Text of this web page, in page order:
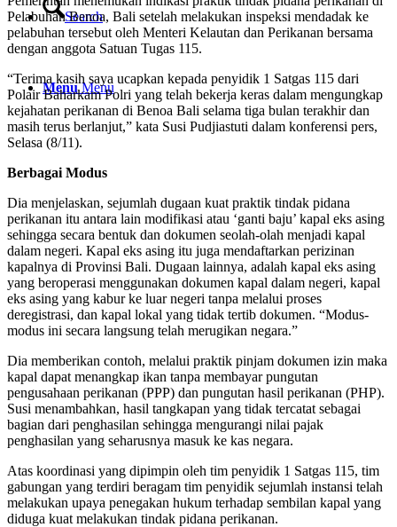
Search
Menu Menu
Pelabuhan Benoa, Bali setelah melakukan inspeksi mendadak ke
pelabuhan tersebut oleh Menteri Kelautan dan Perikanan bersama
dengan anggota Satuan Tugas 115.
“Terima kasih saya ucapkan kepada penyidik 1 Satgas 115 dari
Polair Baharkam Polri yang telah bekerja keras dalam mengungkap
kejahatan perikanan di Benoa Bali selama tiga bulan terakhir dan
masih terus berlanjut,” kata Susi Pudjiastuti dalam konferensi pers,
Selasa (8/11).
Berbagai Modus
Dia menjelaskan, sejumlah dugaan kuat praktik tindak pidana
perikanan itu antara lain modifikasi atau ‘ganti baju’ kapal eks asing
sehingga secara bentuk dan dokumen seolah-olah menjadi kapal
dalam negeri. Kapal eks asing itu juga mendaftarkan perizinan
kapalnya di Provinsi Bali. Dugaan lainnya, adalah kapal eks asing
yang beroperasi menggunakan dokumen kapal dalam negeri, kapal
eks asing yang kabur ke luar negeri tanpa melalui proses
deregistrasi, dan kapal lokal yang tidak tertib dokumen. “Modus-
modus ini secara langsung telah merugikan negara.”
Dia memberikan contoh, melalui praktik pinjam dokumen izin maka
kapal dapat menangkap ikan tanpa membayar pungutan
pengusahaan perikanan (PPP) dan pungutan hasil perikanan (PHP).
Susi menambahkan, hasil tangkapan yang tidak tercatat sebagai
bagian dari penghasilan sehingga mengurangi nilai pajak
penghasilan yang seharusnya masuk ke kas negara.
Atas koordinasi yang dipimpin oleh tim penyidik 1 Satgas 115, tim
gabungan yang terdiri beragam tim penyidik sejumlah instansi telah
melakukan upaya penegakan hukum terhadap sembilan kapal yang
diduga kuat melakukan tindak pidana perikanan.